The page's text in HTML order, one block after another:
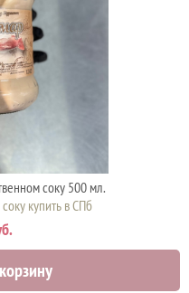
соку 500 мл.
купить в СПб